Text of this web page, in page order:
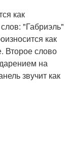
как
"Габриэль"
как
Второе слово
на
звучит как